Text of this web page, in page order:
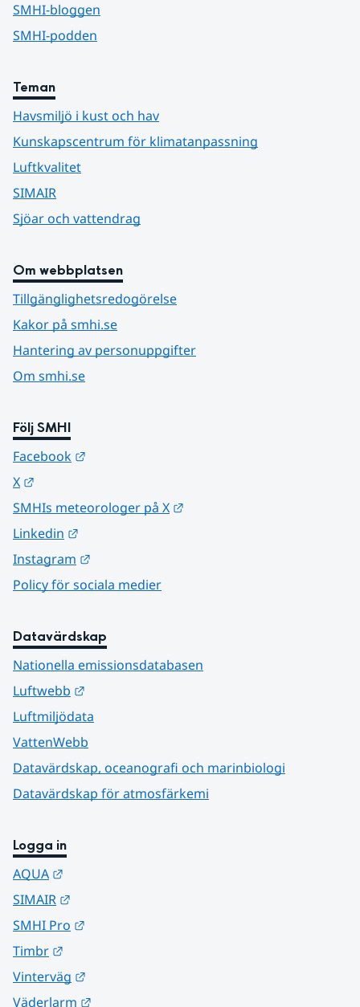
SMHI-bloggen
SMHI-podden
Teman
Havsmiljö i kust och hav
Kunskapscentrum för klimatanpassning
Luftkvalitet
SIMAIR
Sjöar och vattendrag
Om webbplatsen
Tillgänglighetsredogörelse
Kakor på smhi.se
Hantering av personuppgifter
Om smhi.se
Följ SMHI
Facebook
X
SMHIs meteorologer på X
Linkedin
Instagram
Policy för sociala medier
Datavärdskap
Nationella emissionsdatabasen
Luftwebb
Luftmiljödata
VattenWebb
Datavärdskap, oceanografi och marinbiologi
Datavärdskap för atmosfärkemi
Logga in
AQUA
SIMAIR
SMHI Pro
Timbr
Vinterväg
Väderlarm